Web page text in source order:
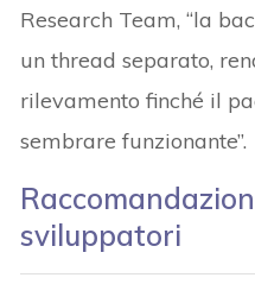
Research Team, “la
un thread separato,
rilevamento finché il
sembrare funzionante”.
sviluppatori